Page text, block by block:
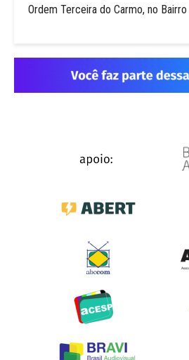
Ordem Terceira do Carmo, no Bairro